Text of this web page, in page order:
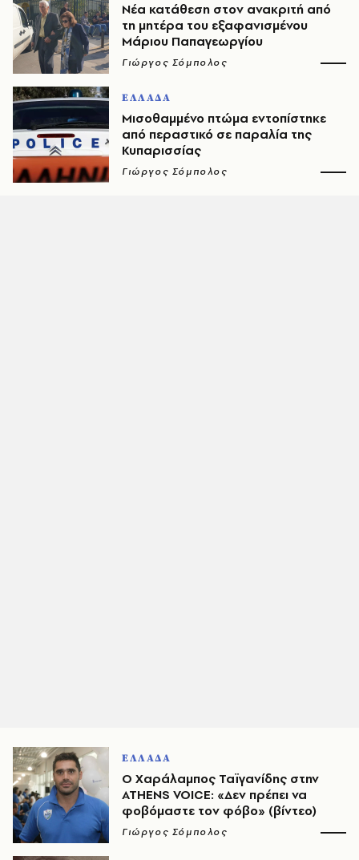
Νέα κατάθεση στον ανακριτή από
τη μητέρα του εξαφανισμένου
Μάριου Παπαγεωργίου
Γιώργος Σόμπολος
ΕΛΛΑΔΑ
Μισοθαμμένο πτώμα εντοπίστηκε
από περαστικό σε παραλία της
Κυπαρισσίας
Γιώργος Σόμπολος
ΕΛΛΑΔΑ
Ο Χαράλαμπος Ταϊγανίδης στην
ATHENS VOICE: «Δεν πρέπει να
φοβόμαστε τον φόβο» (βίντεο)
Γιώργος Σόμπολος